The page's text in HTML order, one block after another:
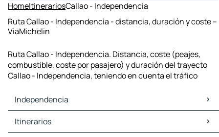
HomeItinerariosCallao - Independencia
Ruta Callao - Independencia - distancia, duración y coste –
ViaMichelin
Ruta Callao - Independencia. Distancia, coste (peajes,
combustible, coste por pasajero) y duración del trayecto
Callao - Independencia, teniendo en cuenta el tráfico
Independencia
Independencia Mapas Planos
Independencia Trafico
Itinerarios